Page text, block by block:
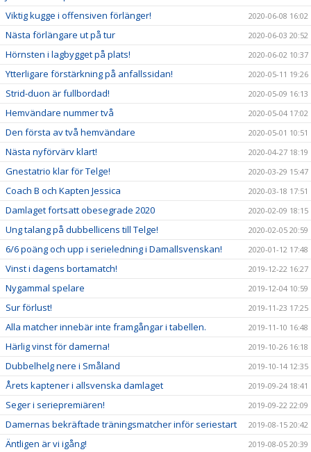
Viktig kugge i offensiven förlänger! 2020-06-08 16:02
Nästa förlängare ut på tur 2020-06-03 20:52
Hörnsten i lagbygget på plats! 2020-06-02 10:37
Ytterligare förstärkning på anfallssidan! 2020-05-11 19:26
Strid-duon är fullbordad! 2020-05-09 16:13
Hemvändare nummer två 2020-05-04 17:02
Den första av två hemvändare 2020-05-01 10:51
Nästa nyförvärv klart! 2020-04-27 18:19
Gnestatrio klar för Telge! 2020-03-29 15:47
Coach B och Kapten Jessica 2020-03-18 17:51
Damlaget fortsatt obesegrade 2020 2020-02-09 18:15
Ung talang på dubbellicens till Telge! 2020-02-05 20:59
6/6 poäng och upp i serieledning i Damallsvenskan! 2020-01-12 17:48
Vinst i dagens bortamatch! 2019-12-22 16:27
Nygammal spelare 2019-12-04 10:59
Sur förlust! 2019-11-23 17:25
Alla matcher innebär inte framgångar i tabellen. 2019-11-10 16:48
Härlig vinst för damerna! 2019-10-26 16:18
Dubbelhelg nere i Småland 2019-10-14 12:35
Årets kaptener i allsvenska damlaget 2019-09-24 18:41
Seger i seriepremiären! 2019-09-22 22:09
Damernas bekräftade träningsmatcher inför seriestart 2019-08-15 20:42
Äntligen är vi igång! 2019-08-05 20:39